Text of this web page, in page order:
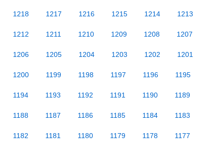
1218 1217 1216 1215 1214 1213
1212 1211 1210 1209 1208 1207
1206 1205 1204 1203 1202 1201
1200 1199 1198 1197 1196 1195
1194 1193 1192 1191 1190 1189
1188 1187 1186 1185 1184 1183
1182 1181 1180 1179 1178 1177